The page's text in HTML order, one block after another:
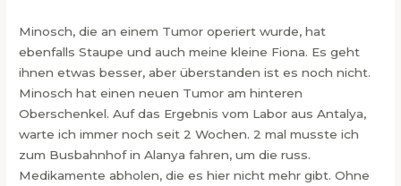
Minosch, die an einem Tumor operiert wurde, hat
ebenfalls Staupe und auch meine kleine Fiona. Es geht
ihnen etwas besser, aber überstanden ist es noch nicht.
Minosch hat einen neuen Tumor am hinteren
Oberschenkel. Auf das Ergebnis vom Labor aus Antalya,
warte ich immer noch seit 2 Wochen. 2 mal musste ich
zum Busbahnhof in Alanya fahren, um die russ.
Medikamente abholen, die es hier nicht mehr gibt. Ohne